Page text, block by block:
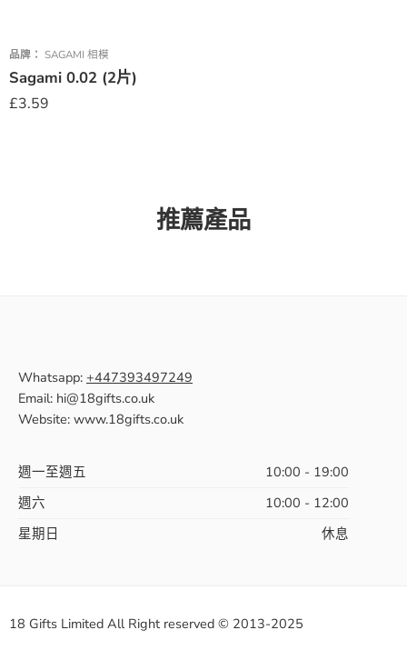
品牌： SAGAMI 相模
Sagami 0.02 (2片)
£3.59
推薦產品
Whatsapp: +447393497249
Email: hi@18gifts.co.uk
Website: www.18gifts.co.uk
週一至週五
10:00 - 19:00
週六
10:00 - 12:00
星期日
休息
18 Gifts Limited All Right reserved © 2013-2025